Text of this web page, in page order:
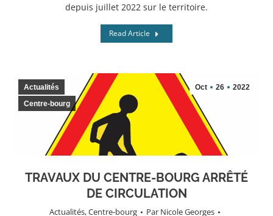
depuis juillet 2022 sur le territoire.
Read Article
TRAVAUX DU CENTRE-BOURG ARRÊTÉ
DE CIRCULATION
Actualités,Centre-bourg Par Nicole Georges
Oct 26 2022
Actualités
Centre-bourg